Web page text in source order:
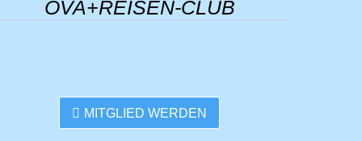
in Cesenatico
OVA+REISEN-CLUB
MITGLIED WERDEN